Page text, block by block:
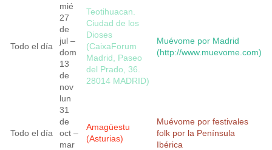
Todo el día
mié
27
de
jul –
dom
13
de
nov
Teotihuacan.
Ciudad de los
Dioses
(CaixaForum
Madrid, Paseo
del Prado, 36.
28014 MADRID)
Muévome por Madrid
(http://www.muevome.com)
Todo el día
lun
31
de
oct –
mar
Amagüestu
(Asturias)
Muévome por festivales
folk por la Península
Ibérica